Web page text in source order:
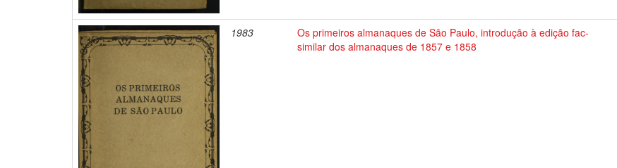
1983
Os primeiros almanaques de São Paulo, introdução à edição fac-
similar dos almanaques de 1857 e 1858